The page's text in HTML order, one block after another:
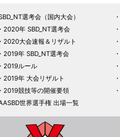
選考会（国内大会）
2020年 SBD_NT選考会
2020大会速報＆リザルト
2019年 SBD_NT選考会
2019ルール
2019年 大会リザルト
2019競技等の開催要領
世界選手権 出場一覧